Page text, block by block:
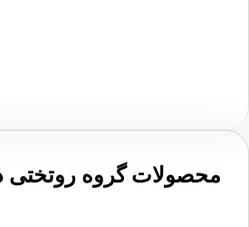
محصولات گروه روتختی